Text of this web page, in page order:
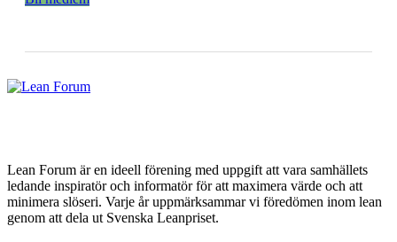
Lean Forum är en ideell förening med uppgift att vara samhällets
ledande inspiratör och informatör för att maximera värde och att
minimera slöseri. Varje år uppmärksammar vi föredömen inom lean
genom att dela ut Svenska Leanpriset.